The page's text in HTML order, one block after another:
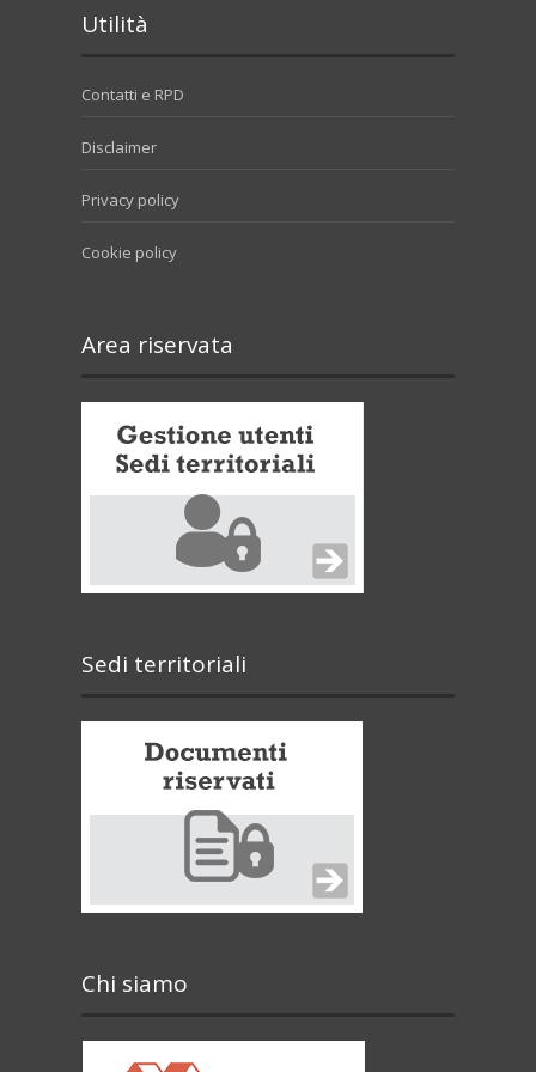
Utilità
Contatti e RPD
Disclaimer
Privacy policy
Cookie policy
Area riservata
Sedi territoriali
Chi siamo